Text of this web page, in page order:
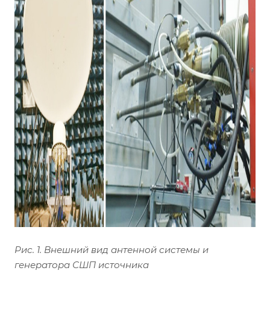
Рис. 1. Внешний вид антенной системы и
генератора СШП источника